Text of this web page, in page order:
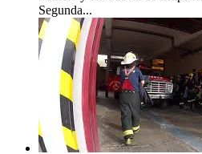
Segunda...